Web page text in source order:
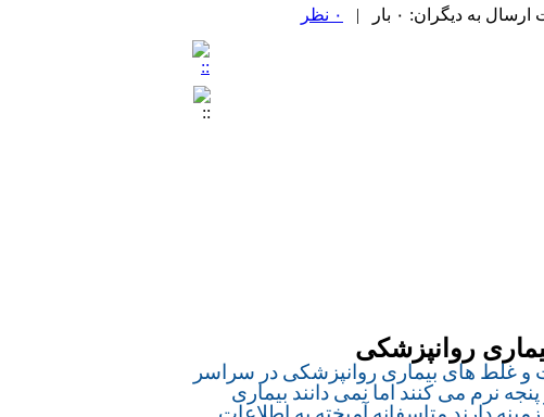
به دیگران: ۰ بار | ۰ نظر
روانپزشکی
و غلط های بیماری روانپزشکی در سراسر
نرم می کنند اما نمی دانند بیماری